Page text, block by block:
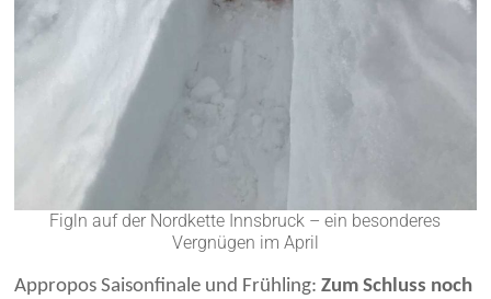
Figln auf der Nordkette Innsbruck – ein besonderes
Vergnügen im April
Appropos Saisonfinale und Frühling:Zum Schluss noch